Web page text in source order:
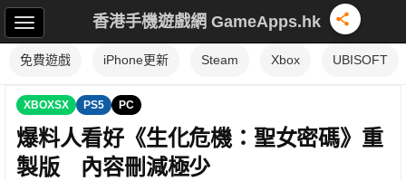
香港手機遊戲網 GameApps.hk
免費遊戲 iPhone更新 Steam Xbox UBISOFT
XBOXSX PS5 PC
爆料人看好《生化危機：聖女密碼》重
製版 內容刪減極少